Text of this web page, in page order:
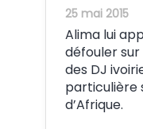
25 mai 2015
Alima lui
défouler
des DJ
particulière
d’Afrique.